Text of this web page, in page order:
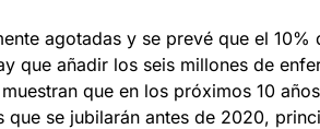
agotadas y se prevé que el
que añadir los seis millones de
que en los próximos 10
que se jubilarán antes de 2020,